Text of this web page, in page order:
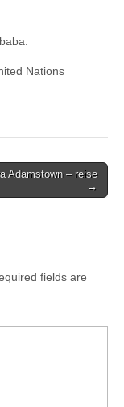
Nations
Adamstown – reise
→
fields are